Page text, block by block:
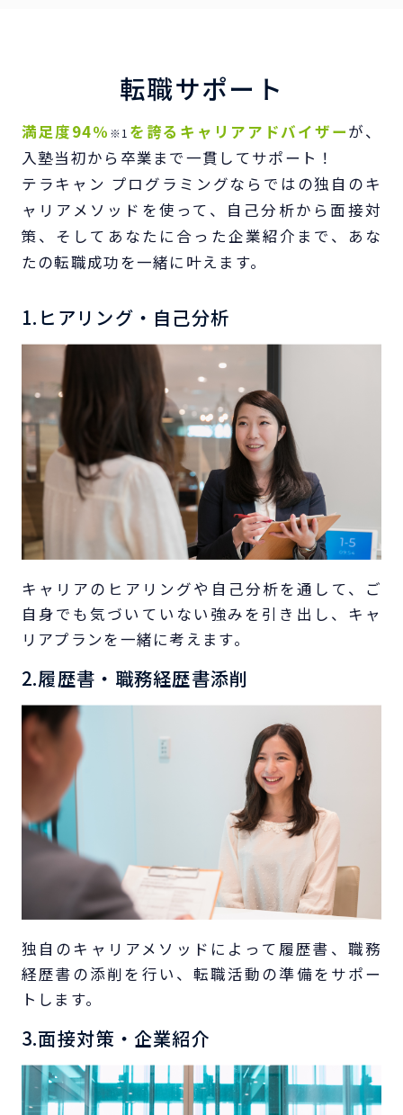
転職サポート
満足度94％ ※1 を誇るキャリアアドバイザーが、
入塾当初から卒業まで一貫してサポート！
テラキャン プログラミングならではの独自のキ
ャリアメソッドを使って、自己分析から面接対
策、 そしてあなたに合った企業紹介まで、あな
たの転職成功を一緒に叶えます。
1.ヒアリング・自己分析
キャリアのヒアリングや自己分析を通して、ご
自身でも気づいていない強みを引き出し、キャ
リアプランを一緒に考えます。
2.履歴書・職務経歴書添削
独自のキャリアメソッドによって履歴書、職務
経歴書の添削を行い、転職活動の準備をサポー
トします。
3.面接対策・企業紹介